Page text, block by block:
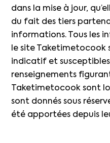
dans la mise à jour,
du fait des tiers
informations. Tous les
le site Taketimetocook
indicatif et susceptibles
renseignements
Taketimetocook sont
sont donnés sous
été apportées depuis